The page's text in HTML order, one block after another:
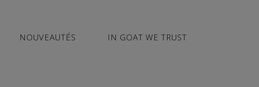
NOUVEAUTÉS
IN GOAT WE TRUST